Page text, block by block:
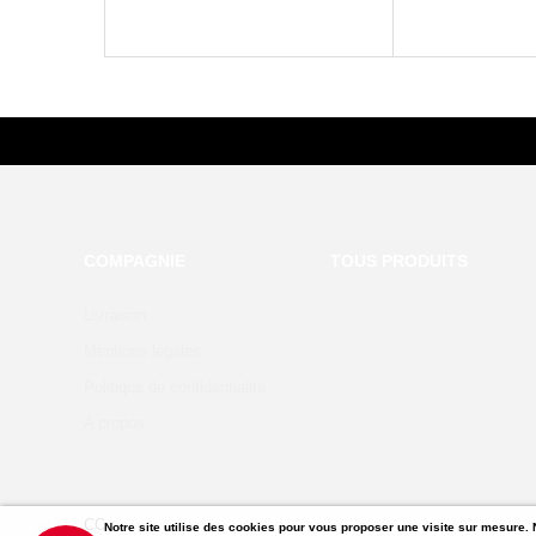
Notre site utilise des cookies pour vous proposer une visite sur
COPYRIGHT © 2020 BY PRESTASHOP THEMES TEMPLATE.